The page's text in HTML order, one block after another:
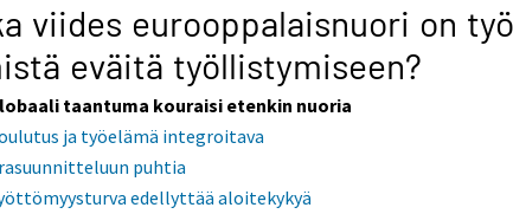
viides eurooppalaisnuori on
eväitä työllistymiseen?
taantuma kouraisi etenkin nuoria
ja työelämä integroitava
puhtia
edellyttää aloitekykyä